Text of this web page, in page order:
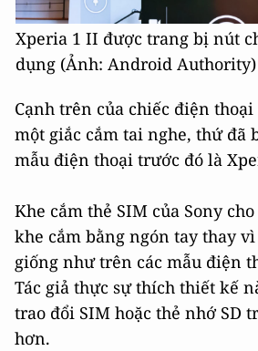
Xperia 1 II được trang bị nút
dụng (Ảnh: Android Authority)
Cạnh trên của chiếc điện
một giắc cắm tai nghe, thứ đã
mẫu điện thoại trước đó là
Khe cắm thẻ SIM của Sony
khe cắm bằng ngón tay thay
giống như trên các mẫu điện
Tác giả thực sự thích thiết kế
trao đổi SIM hoặc thẻ nhớ SD
hơn.